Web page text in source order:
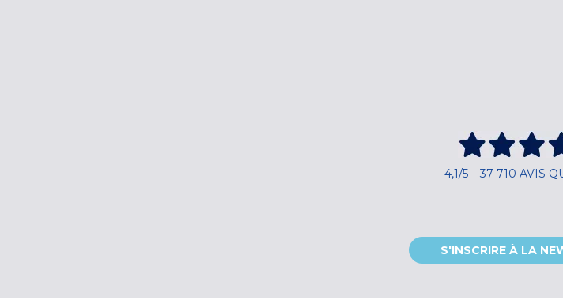
4,1/5 – 37 710 AVIS
S'INSCRIRE À LA